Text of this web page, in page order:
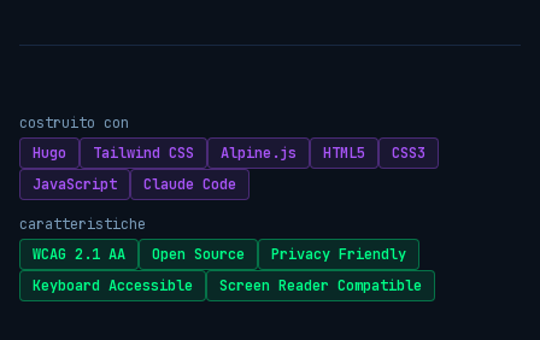
costruito con
Hugo
Tailwind CSS Alpine.js HTML5
CSS3
JavaScript
Claude Code
caratteristiche
WCAG 2.1 AA
Open Source
Privacy Friendly
Keyboard Accessible
Screen Reader Compatible